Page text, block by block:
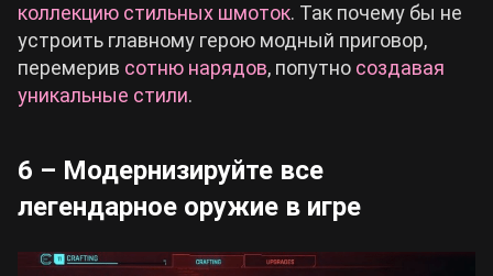
коллекцию стильных шмоток. Так почему бы не
устроить главному герою модный приговор,
перемерив сотню нарядов, попутно создавая
уникальные стили.
6 – Модернизируйте все
легендарное оружие в игре